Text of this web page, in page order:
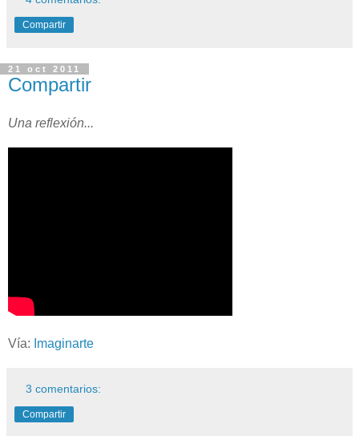
Compartir
21 oct 2011
Compartir
Una reflexión...
Vía: Imaginarte
3 comentarios:
Compartir